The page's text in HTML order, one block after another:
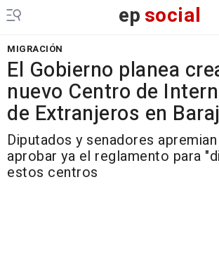
epsocial
MIGRACIÓN
El Gobierno planea
nuevo Centro de
de Extranjeros en
Diputados y senadores
aprobar ya el reglamento para
estos centros